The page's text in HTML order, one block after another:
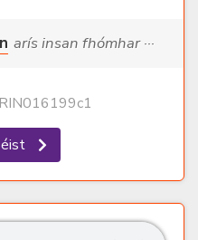
arís insan fhómhar ···